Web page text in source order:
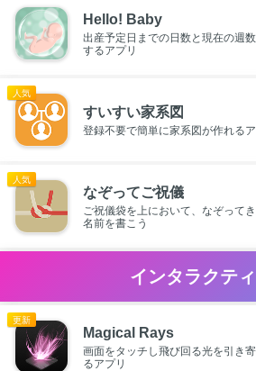
Hello! Baby
出産予定日までの日数と現在の週
するアプリ
人気
すいすい家系図
登録不要で簡単に家系図が作れるア
人気
なぞってご祝儀
ご祝儀袋を上において、なぞって
名前を書こう
インタラクテ
更新
Magical Rays
画面をタッチし飛び回る光を引き
るアプリ